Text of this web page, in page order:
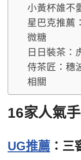
小黃杯誰不
星巴克推薦
微糖
日日裝茶：
侍茶匠：穗
相關
16家人氣
UG推薦 ：